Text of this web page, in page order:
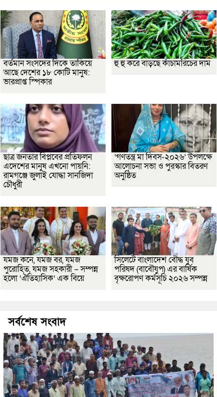
বর্তমান সংসদের দিকে তাকিয়ে
আছে দেশের ১৮ কোটি মানুষ:
ভারপ্রাপ্ত স্পিকার
হু হু করে বাড়ছে কাঁচামরিচের দাম
ছাত্র জনতার বিপ্লবের প্রতিফলন
এদেশের মানুষ এখনো পায়নি:
রামগঞ্জে জুলাই যোদ্ধা সানজিদা
চৌধুরী
‘গণতন্ত্র মা দিবস-২০২৬’ উপলক্ষে
আলোচনা সভা ও পুরস্কার বিতরণ
অনুষ্ঠিত
যমজ কনে, যমজ বর, যমজ
পুরোহিত, যমজ সহকারী – সম্পন্ন
হলো ‘ঐতিহাসিক’ এক বিয়ে
সিলেটে বাংলাদেশ বৌদ্ধ যুব
পরিষদ (বাবৌযুপ) এর বার্ষিক
বৃক্ষরোপণ কর্মসূচি ২০২৬ সম্পন্ন
সর্বশেষ সংবাদ